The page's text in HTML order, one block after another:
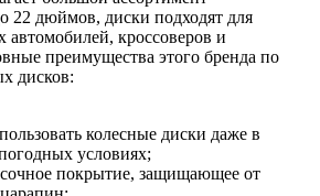
22 дюймов, диски подходят для
автомобилей, кроссоверов и
преимущества этого бренда по
дисков:
колесные диски даже в
условиях;
покрытие, защищающее от